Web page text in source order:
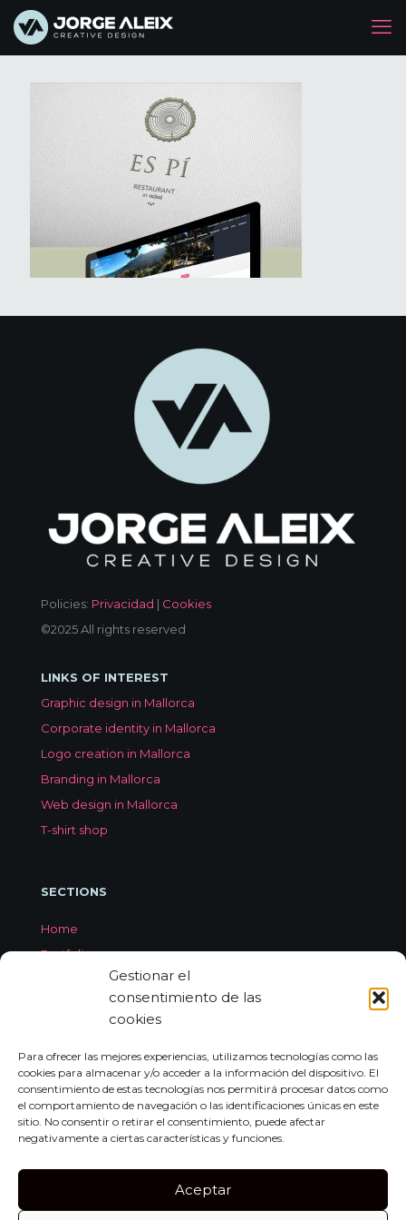
Gestionar el
consentimiento de las
cookies
Para ofrecer las mejores experiencias, utilizamos tecnologías como las
cookies para almacenar y/o acceder a la información del dispositivo. El
consentimiento de estas tecnologías nos permitirá procesar datos como
el comportamiento de navegación o las identificaciones únicas en este
sitio. No consentir o retirar el consentimiento, puede afectar
negativamente a ciertas características y funciones.
Aceptar
Policies: Privacidad | Cookies
©2025 All rights reserved
LINKS OF INTEREST
Graphic design in Mallorca
Corporate identity in Mallorca
Logo creation in Mallorca
Branding in Mallorca
Web design in Mallorca
T-shirt shop
SECTIONS
Home
Portfolio
About Jorge Aleix
Contact
CONTACT